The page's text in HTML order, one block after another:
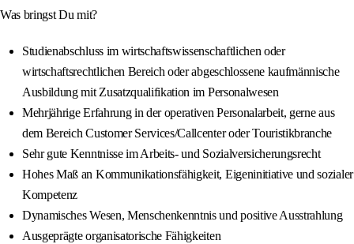
Was bringst Du mit?
Studienabschluss im wirtschaftswissenschaftlichen oder
wirtschaftsrechtlichen Bereich oder abgeschlossene kaufmännische
Ausbildung mit Zusatzqualifikation im Personalwesen
Mehrjährige Erfahrung in der operativen Personalarbeit, gerne aus
dem Bereich Customer Services/Callcenter oder Touristikbranche
Sehr gute Kenntnisse im Arbeits- und Sozialversicherungsrecht
Hohes Maß an Kommunikationsfähigkeit, Eigeninitiative und sozialer
Kompetenz
Dynamisches Wesen, Menschenkenntnis und positive Ausstrahlung
Ausgeprägte organisatorische Fähigkeiten